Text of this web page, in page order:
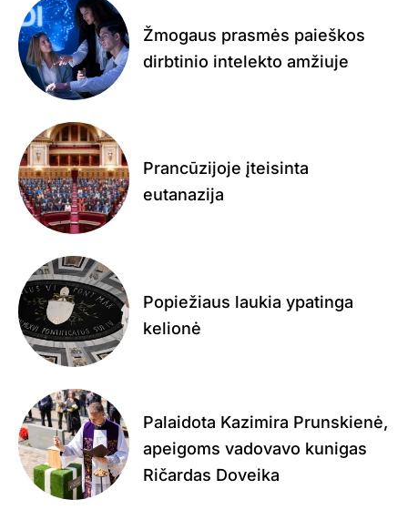
Žmogaus prasmės paieškos
dirbtinio intelekto amžiuje
Prancūzijoje įteisinta
eutanazija
Popiežiaus laukia ypatinga
kelionė
Palaidota Kazimira Prunskienė,
apeigoms vadovavo kunigas
Ričardas Doveika